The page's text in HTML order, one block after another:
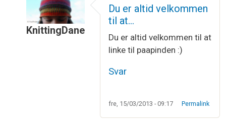
KnittingDane
en kunde viste mig huen og… af
Du er altid velkommen
til at…
Du er altid velkommen til at
linke til paapinden :)
Svar
fre, 15/03/2013 - 09:17 Permalink